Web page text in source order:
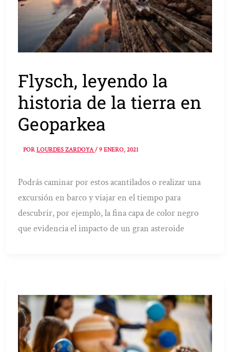
Flysch, leyendo la
historia de la tierra en
Geoparkea
PORLOURDES ZARDOYA/9 ENERO, 2021
Podrás caminar por estos acantilados o realizar una
excursión en barco y viajar en el tiempo para
descubrir, por ejemplo, la fina capa de color negro
que evidencia el impacto de un gran asteroide